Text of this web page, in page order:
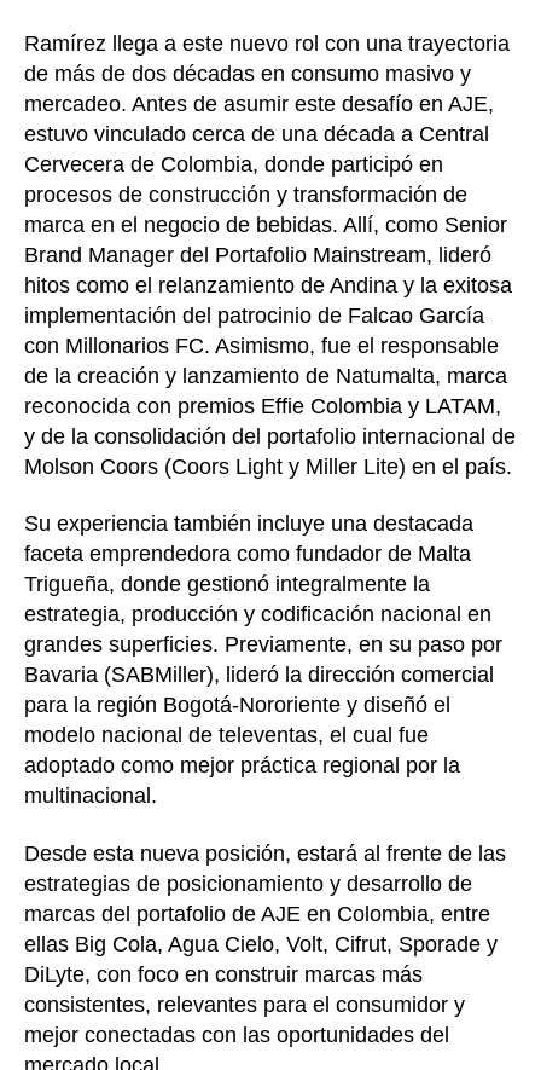
Ramírez llega a este nuevo rol con una trayectoria
de más de dos décadas en consumo masivo y
mercadeo. Antes de asumir este desafío en AJE,
estuvo vinculado cerca de una década a Central
Cervecera de Colombia, donde participó en
procesos de construcción y transformación de
marca en el negocio de bebidas. Allí, como Senior
Brand Manager del Portafolio Mainstream, lideró
hitos como el relanzamiento de Andina y la exitosa
implementación del patrocinio de Falcao García
con Millonarios FC. Asimismo, fue el responsable
de la creación y lanzamiento de Natumalta, marca
reconocida con premios Effie Colombia y LATAM,
y de la consolidación del portafolio internacional de
Molson Coors (Coors Light y Miller Lite) en el país.
Su experiencia también incluye una destacada
faceta emprendedora como fundador de Malta
Trigueña, donde gestionó integralmente la
estrategia, producción y codificación nacional en
grandes superficies. Previamente, en su paso por
Bavaria (SABMiller), lideró la dirección comercial
para la región Bogotá-Nororiente y diseñó el
modelo nacional de televentas, el cual fue
adoptado como mejor práctica regional por la
multinacional.
Desde esta nueva posición, estará al frente de las
estrategias de posicionamiento y desarrollo de
marcas del portafolio de AJE en Colombia, entre
ellas Big Cola, Agua Cielo, Volt, Cifrut, Sporade y
DiLyte, con foco en construir marcas más
consistentes, relevantes para el consumidor y
mejor conectadas con las oportunidades del
mercado local.